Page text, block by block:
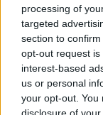
processing of
targeted
section to
opt-out request
interest-based
us or personal
your opt-out. You
disclosure of